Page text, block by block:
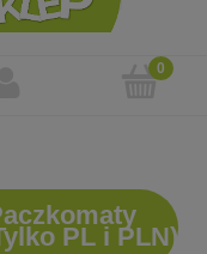
PL i PLN)